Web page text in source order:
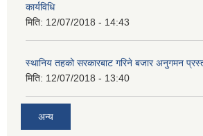
कार्यविधि
मिति: 12/07/2018 - 14:43
स्थानिय तहको सरकारबाट गरिने बजार अनुगमन
मिति: 12/07/2018 - 13:40
अन्य